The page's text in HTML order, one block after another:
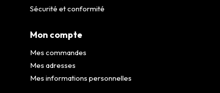
Sécurité et conformité
Mon compte
Mes commandes
Mes adresses
Mes informations personnelles